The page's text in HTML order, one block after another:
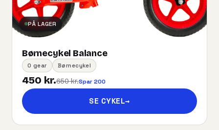
PÅ LAGER
Børnecykel Balance
0 gear Børnecykel
450 kr.650 kr.Spar 200
SE CYKEL→